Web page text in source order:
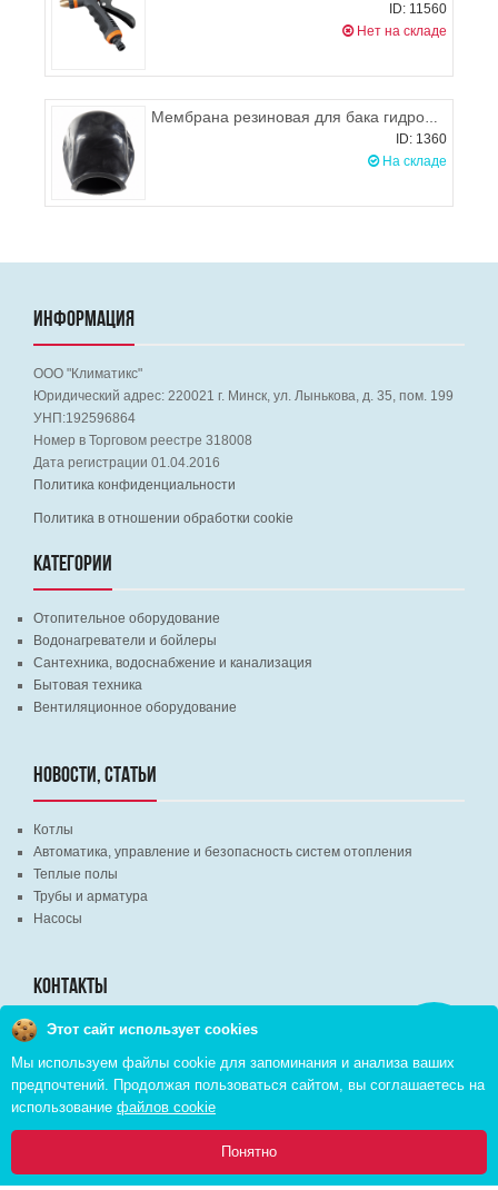
Главная Каталог Инфо Избранное Корзина:
ID: 11560
Нет на складе
Мембрана резиновая для бака гидрофора 24л Польша
ID: 1360
На складе
ИНФОРМАЦИЯ
ООО "Климатикс"
Юридический адрес: 220021 г. Минск, ул. Лынькова, д. 35, пом. 199
УНП:192596864
Номер в Торговом реестре 318008
Дата регистрации 01.04.2016
Политика конфиденциальности
Политика в отношении обработки cookie
КАТЕГОРИИ
Отопительное оборудование
Водонагреватели и бойлеры
Сантехника, водоснабжение и канализация
Бытовая техника
Вентиляционное оборудование
НОВОСТИ, СТАТЬИ
Котлы
Автоматика, управление и безопасность систем отопления
Теплые полы
Трубы и арматура
Насосы
КОНТАКТЫ
г. Минск, ВЦ "Экспобел", строительный рынок, павильон № 8c
г. Минск, ул. М. Лынькова, д. 35, пом. 199
+375 (29) 110-46-46 (А1)
+375 (29) 373-90-16 (A1)
Этот сайт использует cookies
Мы используем файлы cookie для запоминания и анализа ваших
предпочтений. Продолжая пользоваться сайтом, вы соглашаетесь на
использование файлов cookie
Понятно